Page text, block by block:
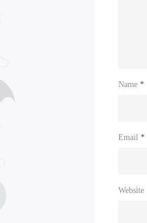
Name *
Email *
Website